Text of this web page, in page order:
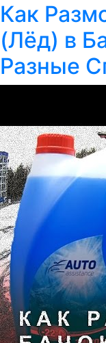
Как
(Лёд) в
Разные